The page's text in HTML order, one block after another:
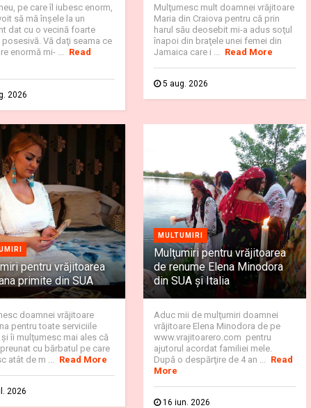
pe care îl iubesc enorm,
să mă înşele la un
dat cu o vecină foarte
posesivă. Vă daţi seama ce
enormă mi- ... Read
2026
Mulţumesc mult doamnei vrăjitoare
Maria din Craiova pentru că prin
harul său deosebit mi-a adus soţul
înapoi din braţele unei femei din
Jamaica care i ... Read More
5 aug. 2026
pentru vrăjitoarea
primite din SUA
doamnei vrăjitoare
pentru toate serviciile
îi mulţumesc mai ales că
cu bărbatul pe care
atât de m ... Read More
2026
MULTUMIRI
Mulţumiri pentru vrăjitoarea
de renume Elena Minodora
din SUA și Italia
Aduc mii de mulţumiri doamnei
vrăjitoare Elena Minodora de pe
www.vrajitoarero.com pentru
ajutorul acordat familiei mele.
După o despărţire de 4 an ... Read
More
16 iun. 2026